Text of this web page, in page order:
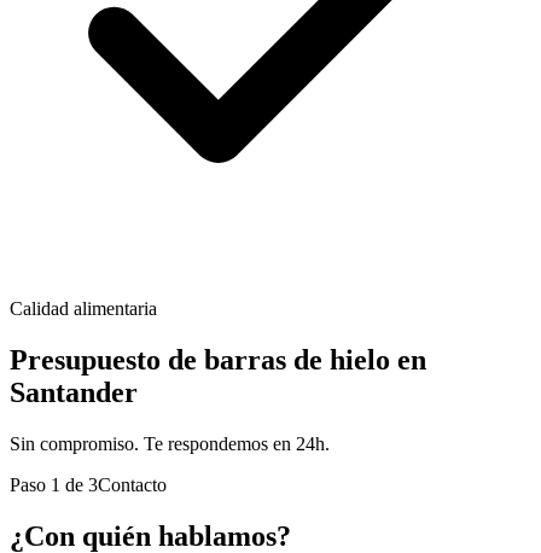
Calidad alimentaria
Presupuesto de barras de hielo en
Santander
Sin compromiso. Te respondemos en 24h.
Paso 1 de 3Contacto
¿Con quién hablamos?